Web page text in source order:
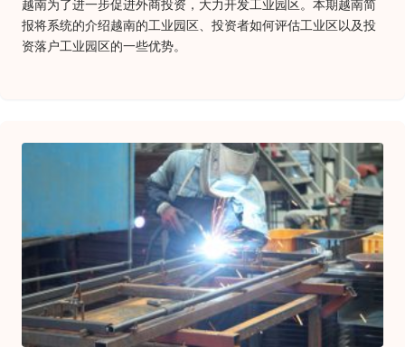
越南为了进一步促进外商投资，大力开发工业园区。本期越南简
报将系统的介绍越南的工业园区、投资者如何评估工业区以及投
资落户工业园区的一些优势。